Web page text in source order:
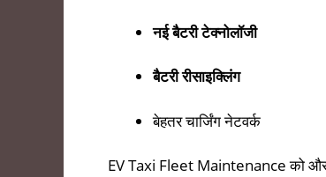
नई बैटरी टेक्नोलॉजी
बैटरी रीसाइक्लिंग
बेहतर चार्जिंग नेटवर्क
EV Taxi Fleet Maintenance को और